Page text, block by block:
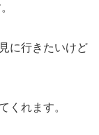
に行きたいけど
くれます。